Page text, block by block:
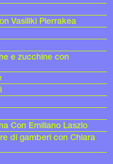
Vasiliki Pierrakea
e zucchine con
Con Emiliano Laszlo
di gamberi con Chiara